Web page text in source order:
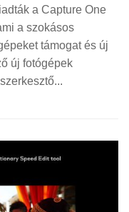
a Capture One
a szokásos
támogat és új
új fotógépek